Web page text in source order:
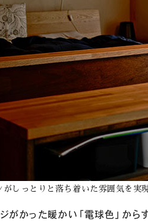
しっとりと落ち着いた雰囲気を実
がかった暖かい「電球色」か